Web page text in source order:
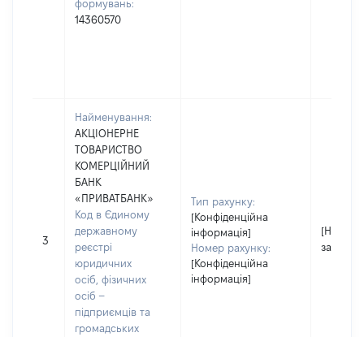
формувань:
14360570
3
Найменування:
АКЦІОНЕРНЕ
ТОВАРИСТВО
КОМЕРЦІЙНИЙ
БАНК
«ПРИВАТБАНК»
Код в Єдиному
державному
реєстрі
юридичних
осіб, фізичних
осіб –
підприємців та
громадських
Тип рахунку:
[Конфіденційна
інформація]
Номер рахунку:
[Конфіденційна
інформація]
[Не